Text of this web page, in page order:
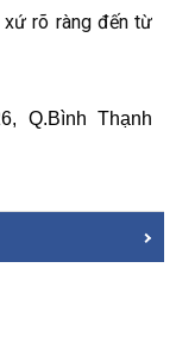
rõ ràng đến từ
Q.Bình Thạnh